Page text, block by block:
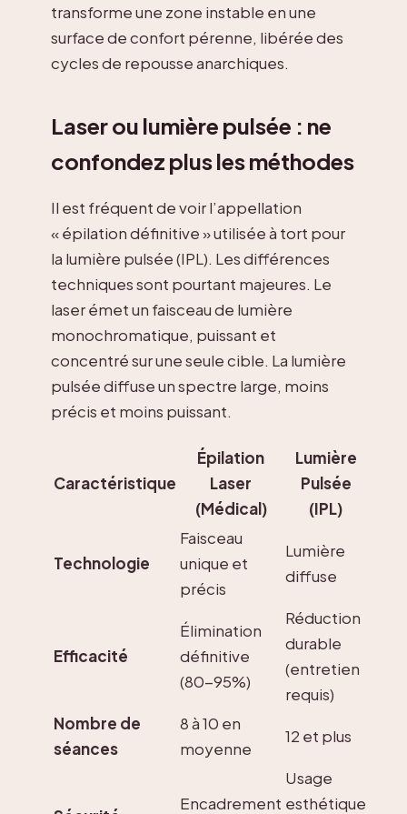
transforme une zone instable en une
surface de confort pérenne, libérée des
cycles de repousse anarchiques.
Laser ou lumière pulsée : ne
confondez plus les méthodes
Il est fréquent de voir l’appellation
« épilation définitive » utilisée à tort pour
la lumière pulsée (IPL). Les différences
techniques sont pourtant majeures. Le
laser émet un faisceau de lumière
monochromatique, puissant et
concentré sur une seule cible. La lumière
pulsée diffuse un spectre large, moins
précis et moins puissant.
Caractéristique
Épilation
Laser
(Médical)
Lumière
Pulsée
(IPL)
Technologie
Faisceau
unique et
précis
Lumière
diffuse
Efficacité
Élimination
définitive
(80-95%)
Réduction
durable
(entretien
requis)
Nombre de
séances
8 à 10 en
moyenne
12 et plus
Encadrement
Usage
esthétique